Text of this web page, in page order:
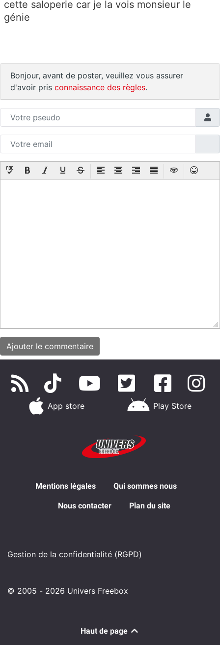
cette saloperie car je la vois monsieur le
génie
Bonjour, avant de poster, veuillez vous assurer
d'avoir pris connaissance des règles.
App store Play Store
Mentions légales Qui sommes nous
Nous contacter Plan du site
Gestion de la confidentialité (RGPD)
© 2005 - 2026 Univers Freebox
Haut de page